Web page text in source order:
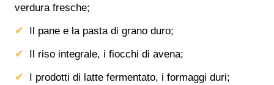
verdura fresche;
Il pane e la pasta di grano duro;
Il riso integrale, i fiocchi di avena;
I prodotti di latte fermentato, i formaggi duri;